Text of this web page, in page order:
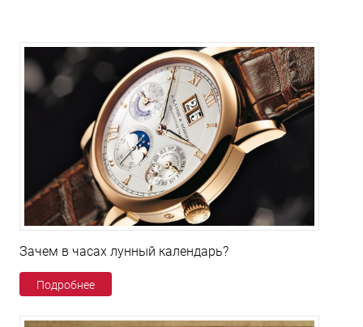
Зачем в часах лунный календарь?
Подробнее